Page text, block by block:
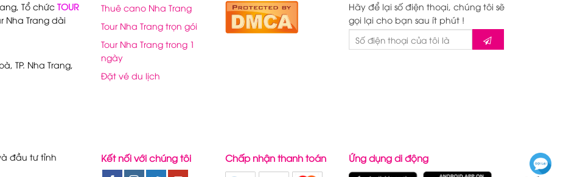
Tổ chức TOUR
Nha Trang dài
TP. Nha Trang,
Thuê cano Nha Trang
Tour Nha Trang trọn gói
Tour Nha Trang trong 1
ngày
Đặt vé du lịch
Hãy để lại số điện thoại, chúng tôi sẽ
gọi lại cho bạn sau ít phút !
đầu tư tỉnh
Kết nối với chúng tôi Chấp nhận thanh toán Ứng dụng di động